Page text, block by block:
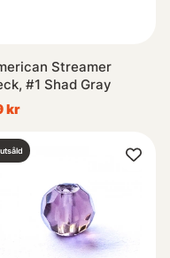
Streamer
#1 Shad Gray
kr